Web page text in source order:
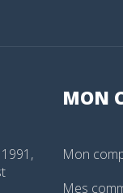
MON
Mon
Mes